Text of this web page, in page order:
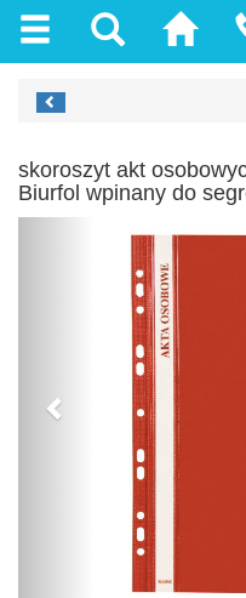
skoroszyt akt
Biurfol wpinany do
Previous